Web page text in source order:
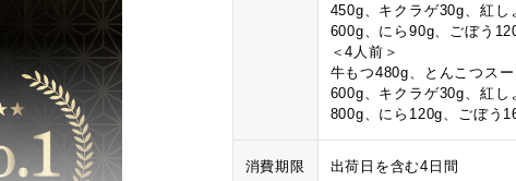
450g、キクラゲ30g、紅
600g、にら90g、ごぼう
＜4人前＞
牛もつ480g、とんこつス
600g、キクラゲ30g、紅
800g、にら120g、ごぼう
消費期限 出荷日を含む4日間